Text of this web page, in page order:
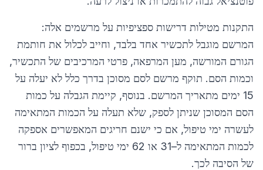
התקנות מטילות דרישות ספציפיות על מרשמים אלה:
המרשם מוגבל לתכשיר אחד בלבד, וחייב לכלול את חותמת
הגורם המורשה, מען המרפאה, פרטי המרכיבים של התכשיר,
וכמות הסם. תוקף מרשם לסם מסוכן בדרך כלל לא יעלה על
15 ימים מתאריך המרשם. בנוסף, קיימת הגבלה על כמות
הסם המסוכן שניתן לספק, שלא תעלה על הכמות המתאימה
לעשרה ימי טיפול, אם כי ישנם חריגים המאפשרים אספקה
לכמות המתאימה ל–31 או 62 ימי טיפול, בכפוף לציון ברור
של הסיבה לכך.